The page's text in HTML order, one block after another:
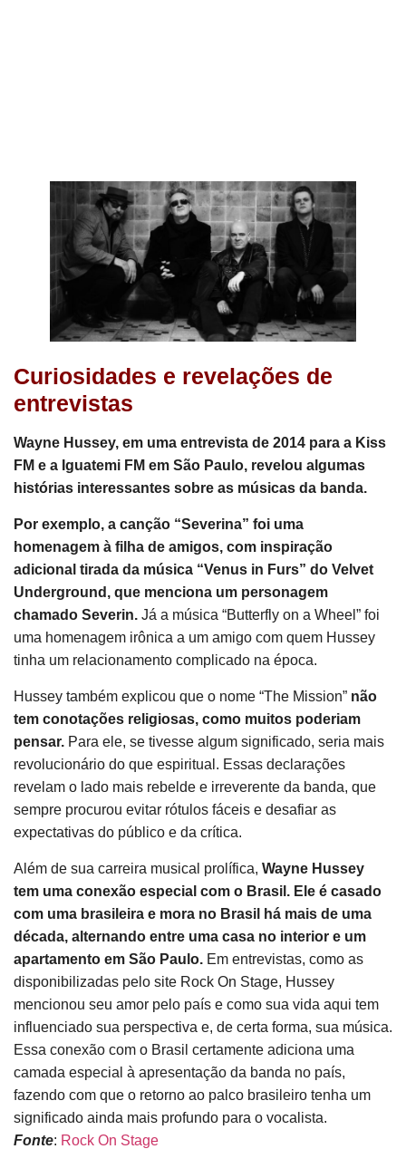
Curiosidades e revelações de
entrevistas
Wayne Hussey, em uma entrevista de 2014 para a Kiss
FM e a Iguatemi FM em São Paulo, revelou algumas
histórias interessantes sobre as músicas da banda.
Por exemplo, a canção “Severina” foi uma
homenagem à filha de amigos, com inspiração
adicional tirada da música “Venus in Furs” do Velvet
Underground, que menciona um personagem
chamado Severin. Já a música “Butterfly on a Wheel” foi
uma homenagem irônica a um amigo com quem Hussey
tinha um relacionamento complicado na época.
Hussey também explicou que o nome “The Mission” não
tem conotações religiosas, como muitos poderiam
pensar. Para ele, se tivesse algum significado, seria mais
revolucionário do que espiritual. Essas declarações
revelam o lado mais rebelde e irreverente da banda, que
sempre procurou evitar rótulos fáceis e desafiar as
expectativas do público e da crítica.
Além de sua carreira musical prolífica, Wayne Hussey
tem uma conexão especial com o Brasil. Ele é casado
com uma brasileira e mora no Brasil há mais de uma
década, alternando entre uma casa no interior e um
apartamento em São Paulo. Em entrevistas, como as
disponibilizadas pelo site Rock On Stage, Hussey
mencionou seu amor pelo país e como sua vida aqui tem
influenciado sua perspectiva e, de certa forma, sua música.
Essa conexão com o Brasil certamente adiciona uma
camada especial à apresentação da banda no país,
fazendo com que o retorno ao palco brasileiro tenha um
significado ainda mais profundo para o vocalista.
Fonte: Rock On Stage